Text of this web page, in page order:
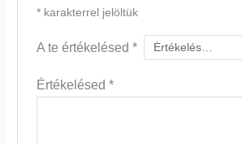
*karakterrel jelöltük
A te értékelésed *
Értékelésed *